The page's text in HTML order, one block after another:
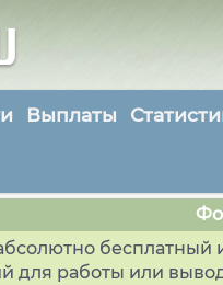
Выплаты
бесплатный
для работы или